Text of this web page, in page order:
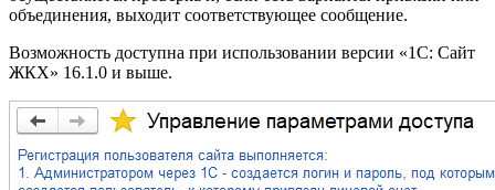
объединения, выходит соответствующее сообщение.
Возможность доступна при использовании версии «1С: Сайт
ЖКХ» 16.1.0 и выше.